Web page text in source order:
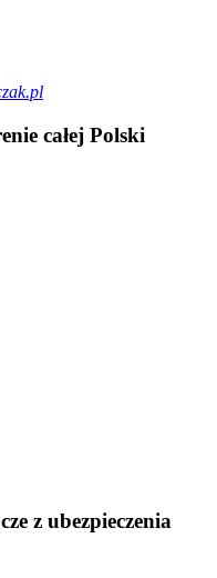
całej Polski
z ubezpieczenia